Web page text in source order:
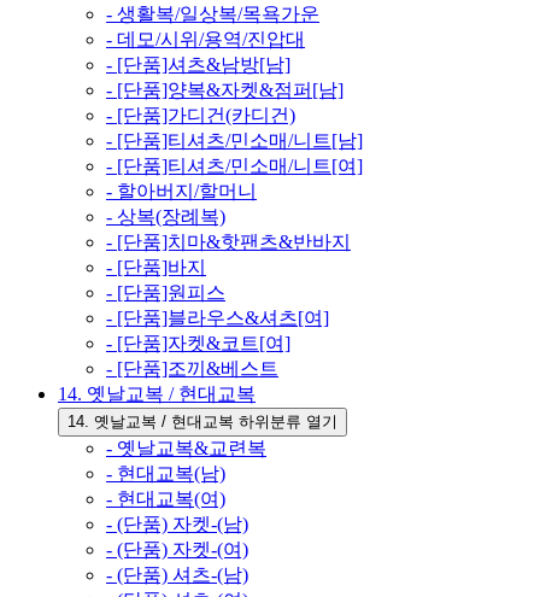
- 생활복/일상복/목욕가운
- 데모/시위/용역/진압대
- [단품]셔츠&남방[남]
- [단품]양복&자켓&점퍼[남]
- [단품]가디건(카디건)
- [단품]티셔츠/민소매/니트[남]
- [단품]티셔츠/민소매/니트[여]
- 할아버지/할머니
- 상복(장례복)
- [단품]치마&핫팬츠&반바지
- [단품]바지
- [단품]원피스
- [단품]블라우스&셔츠[여]
- [단품]자켓&코트[여]
- [단품]조끼&베스트
14. 옛날교복 / 현대교복
14. 옛날교복 / 현대교복 하위분류 열기
- 옛날교복&교련복
- 현대교복(남)
- 현대교복(여)
- (단품) 자켓-(남)
- (단품) 자켓-(여)
- (단품) 셔츠-(남)